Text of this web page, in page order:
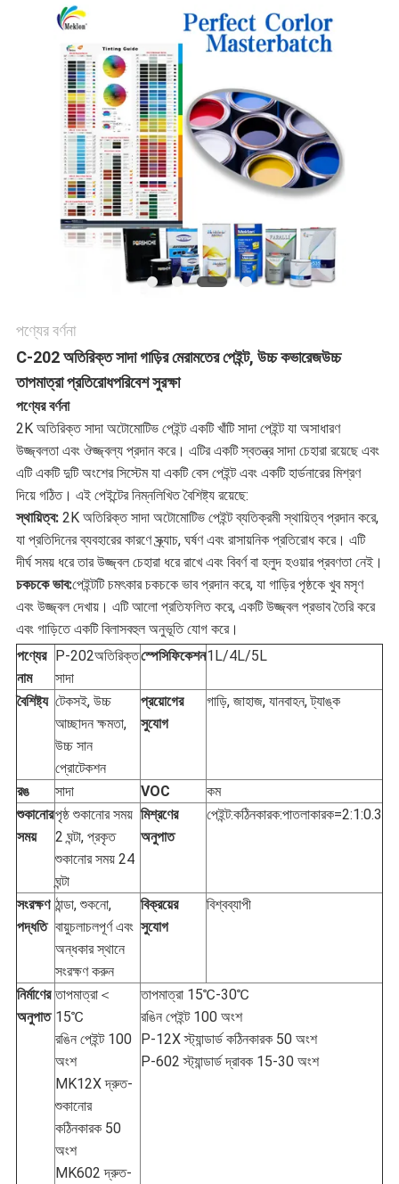
উদ্ধৃতির
আবেদন
SITEMAP
পণ্যের বর্ণনা
C-202 অতিরিক্ত সাদা গাড়ির মেরামতের পেইন্ট, উচ্চ কভারেজউচ্চ
তাপমাত্রা প্রতিরোধপরিবেশ সুরক্ষা
পণ্যের বর্ণনা
2K অতিরিক্ত সাদা অটোমোটিভ পেইন্ট একটি খাঁটি সাদা পেইন্ট যা অসাধারণ
উজ্জ্বলতা এবং ঔজ্জ্বল্য প্রদান করে। এটির একটি স্বতন্ত্র সাদা চেহারা রয়েছে এবং
এটি একটি দুটি অংশের সিস্টেম যা একটি বেস পেইন্ট এবং একটি হার্ডনারের মিশ্রণ
দিয়ে গঠিত। এই পেইন্টের নিম্নলিখিত বৈশিষ্ট্য রয়েছে:
স্থায়িত্ব:2K অতিরিক্ত সাদা অটোমোটিভ পেইন্ট ব্যতিক্রমী স্থায়িত্ব প্রদান করে,
যা প্রতিদিনের ব্যবহারের কারণে স্ক্র্যাচ, ঘর্ষণ এবং রাসায়নিক প্রতিরোধ করে। এটি
দীর্ঘ সময় ধরে তার উজ্জ্বল চেহারা ধরে রাখে এবং বিবর্ণ বা হলুদ হওয়ার প্রবণতা নেই।
চকচকে ভাব:পেইন্টটি চমৎকার চকচকে ভাব প্রদান করে, যা গাড়ির পৃষ্ঠকে খুব মসৃণ
এবং উজ্জ্বল দেখায়। এটি আলো প্রতিফলিত করে, একটি উজ্জ্বল প্রভাব তৈরি করে
এবং গাড়িতে একটি বিলাসবহুল অনুভূতি যোগ করে।
পণ্যের
নাম
P-202অতিরিক্ত
সাদা
স্পেসিফিকেশন1L/4L/5L
বৈশিষ্ট্য টেকসই, উচ্চ
আচ্ছাদন ক্ষমতা,
উচ্চ সান
প্রোটেকশন
প্রয়োগের
সুযোগ
গাড়ি, জাহাজ, যানবাহন, ট্যাঙ্ক
রঙ সাদা VOC
কম
শুকানোর
সময়
পৃষ্ঠ শুকানোর সময়
2 ঘন্টা, প্রকৃত
শুকানোর সময় 24
ঘন্টা
মিশ্রণের
অনুপাত
পেইন্ট:কঠিনকারক:পাতলাকারক=2:1:0.3
সংরক্ষণ
পদ্ধতি
ঠান্ডা, শুকনো,
বায়ুচলাচলপূর্ণ এবং
অন্ধকার স্থানে
সংরক্ষণ করুন
বিক্রয়ের
সুযোগ
বিশ্বব্যাপী
নির্মাণের
অনুপাত
তাপমাত্রা＜
15℃
রঙিন পেইন্ট 100
অংশ
MK12X দ্রুত-
শুকানোর
কঠিনকারক 50
অংশ
MK602 দ্রুত-
তাপমাত্রা 15℃-30℃
রঙিন পেইন্ট 100 অংশ
P-12X স্ট্যান্ডার্ড কঠিনকারক 50 অংশ
P-602 স্ট্যান্ডার্ড দ্রাবক 15-30 অংশ